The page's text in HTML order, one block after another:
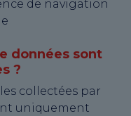
de navigation
données sont
?
collectées par
uniquement